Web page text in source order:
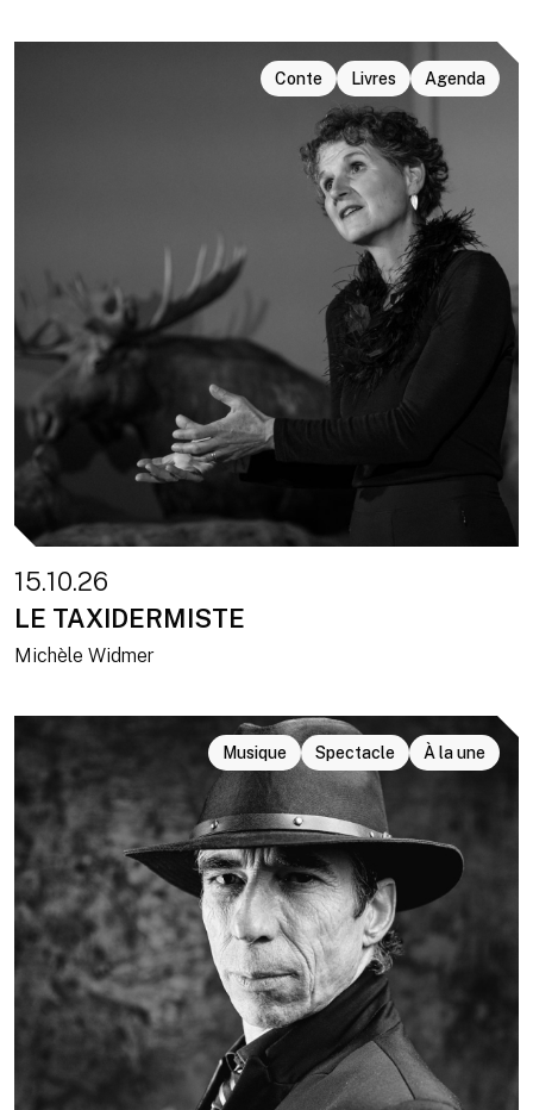
Conte Livres Agenda
15.10.26
LE TAXIDERMISTE
Michèle Widmer
Musique Spectacle À la une